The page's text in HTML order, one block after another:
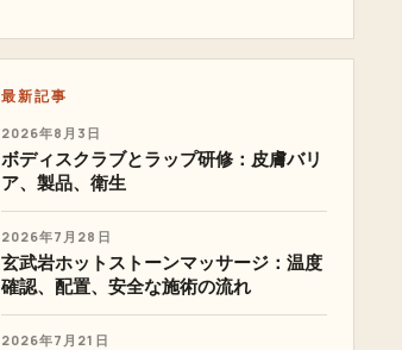
最新記事
2026年8月3日
ボディスクラブとラップ研修：皮膚バリ
ア、製品、衛生
2026年7月28日
玄武岩ホットストーンマッサージ：温度
確認、配置、安全な施術の流れ
2026年7月21日